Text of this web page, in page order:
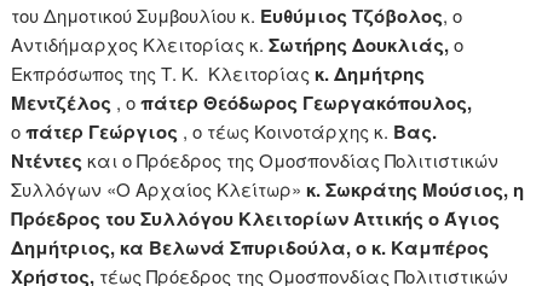
του Δημοτικού Συμβουλίου κ. Ευθύμιος Τζόβολος, ο
Αντιδήμαρχος Κλειτορίας κ. Σωτήρης Δουκλιάς,ο
Εκπρόσωπος της Τ. Κ. Κλειτορίαςκ. Δημήτρης
Μεντζέλος , οπάτερ Θεόδωρος Γεωργακόπουλος,
οπάτερ Γεώργιος , ο τέως Κοινοτάρχης κ. Βας.
Ντέντες και ο Πρόεδρος της Ομοσπονδίας Πολιτιστικών
Συλλόγων «Ο Αρχαίος Κλείτωρ»κ. Σωκράτης Μούσιος, η
Πρόεδρος του Συλλόγου Κλειτορίων Αττικής ο Άγιος
Δημήτριος, κα Βελωνά Σπυριδούλα, ο κ. Καμπέρος
Χρήστος, τέως Πρόεδρος της Ομοσπονδίας Πολιτιστικών